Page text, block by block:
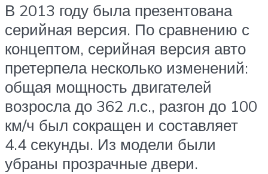
В 2013 году была презентована
серийная версия. По сравнению с
концептом, серийная версия авто
претерпела несколько изменений:
общая мощность двигателей
возросла до 362 л.с., разгон до 100
км/ч был сокращен и составляет
4.4 секунды. Из модели были
убраны прозрачные двери.